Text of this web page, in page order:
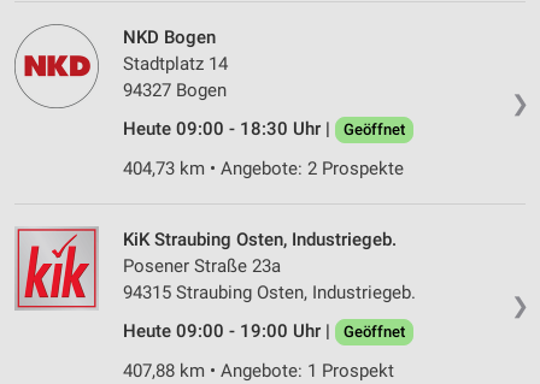
❯
NKD Bogen
Stadtplatz 14
94327 Bogen
Heute 09:00 - 18:30 Uhr |
Geöffnet
404,73 km • Angebote: 2 Prospekte
❯
KiK Straubing Osten, Industriegeb.
Posener Straße 23a
94315 Straubing Osten, Industriegeb.
Heute 09:00 - 19:00 Uhr |
Geöffnet
407,88 km • Angebote: 1 Prospekt